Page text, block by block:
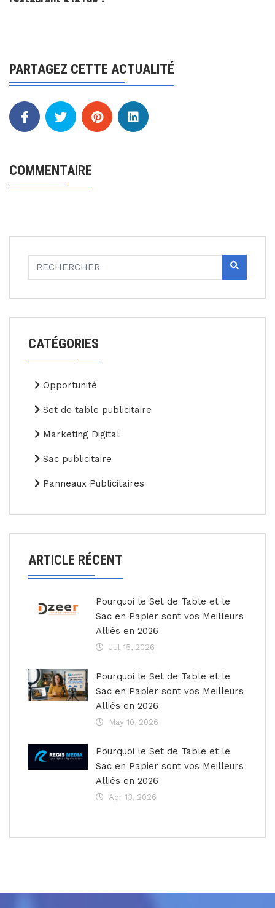
PARTAGEZ CETTE ACTUALITÉ
COMMENTAIRE
CATÉGORIES
Opportunité
Set de table publicitaire
Marketing Digital
Sac publicitaire
Panneaux Publicitaires
ARTICLE RÉCENT
Pourquoi le Set de Table et le
Sac en Papier sont vos Meilleurs
Alliés en 2026
Jul 15, 2026
Pourquoi le Set de Table et le
Sac en Papier sont vos Meilleurs
Alliés en 2026
May 10, 2026
Pourquoi le Set de Table et le
Sac en Papier sont vos Meilleurs
Alliés en 2026
Apr 13, 2026